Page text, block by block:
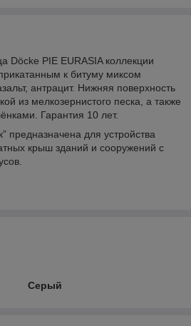
Döcke PIE EURASIA коллекции
к битуму миксом
антрацит. Нижняя поверхность
из мелкозернистого песка, а также
Гарантия 10 лет.
предназначена для устройства
крыш зданий и сооружений с
Серый